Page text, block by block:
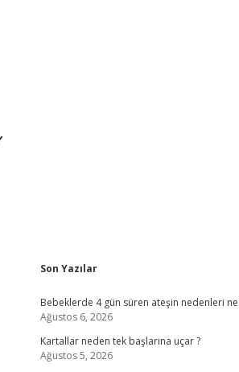
Sidebar
Son Yazılar
Bebeklerde 4 gün süren ateşin nedenleri
Ağustos 6, 2026
Kartallar neden tek başlarına uçar ?
Ağustos 5, 2026